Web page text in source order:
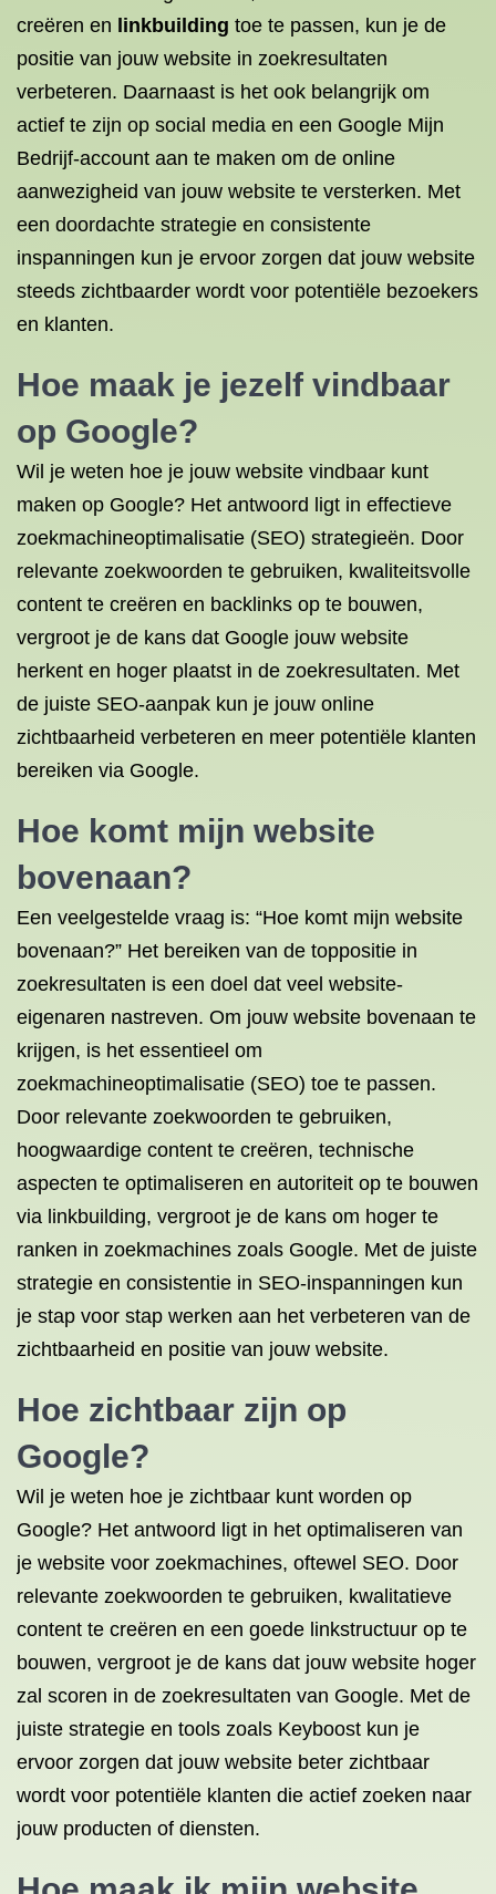
creëren en linkbuilding toe te passen, kun je de
positie van jouw website in zoekresultaten
verbeteren. Daarnaast is het ook belangrijk om
actief te zijn op social media en een Google Mijn
Bedrijf-account aan te maken om de online
aanwezigheid van jouw website te versterken. Met
een doordachte strategie en consistente
inspanningen kun je ervoor zorgen dat jouw website
steeds zichtbaarder wordt voor potentiële bezoekers
en klanten.
Hoe maak je jezelf vindbaar
op Google?
Wil je weten hoe je jouw website vindbaar kunt
maken op Google? Het antwoord ligt in effectieve
zoekmachineoptimalisatie (SEO) strategieën. Door
relevante zoekwoorden te gebruiken, kwaliteitsvolle
content te creëren en backlinks op te bouwen,
vergroot je de kans dat Google jouw website
herkent en hoger plaatst in de zoekresultaten. Met
de juiste SEO-aanpak kun je jouw online
zichtbaarheid verbeteren en meer potentiële klanten
bereiken via Google.
Hoe komt mijn website
bovenaan?
Een veelgestelde vraag is: “Hoe komt mijn website
bovenaan?” Het bereiken van de toppositie in
zoekresultaten is een doel dat veel website-
eigenaren nastreven. Om jouw website bovenaan te
krijgen, is het essentieel om
zoekmachineoptimalisatie (SEO) toe te passen.
Door relevante zoekwoorden te gebruiken,
hoogwaardige content te creëren, technische
aspecten te optimaliseren en autoriteit op te bouwen
via linkbuilding, vergroot je de kans om hoger te
ranken in zoekmachines zoals Google. Met de juiste
strategie en consistentie in SEO-inspanningen kun
je stap voor stap werken aan het verbeteren van de
zichtbaarheid en positie van jouw website.
Hoe zichtbaar zijn op
Google?
Wil je weten hoe je zichtbaar kunt worden op
Google? Het antwoord ligt in het optimaliseren van
je website voor zoekmachines, oftewel SEO. Door
relevante zoekwoorden te gebruiken, kwalitatieve
content te creëren en een goede linkstructuur op te
bouwen, vergroot je de kans dat jouw website hoger
zal scoren in de zoekresultaten van Google. Met de
juiste strategie en tools zoals Keyboost kun je
ervoor zorgen dat jouw website beter zichtbaar
wordt voor potentiële klanten die actief zoeken naar
jouw producten of diensten.